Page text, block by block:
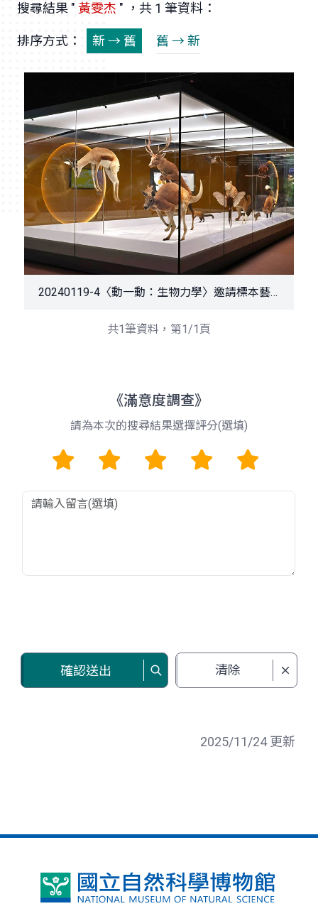
搜尋結果 " 黃雯杰 " ，共 1 筆資料：
排序方式： 新 → 舊 舊 → 新
20240119-4〈動一動：生物力學〉邀請標本藝術家黃雯杰以特殊手法再現動物活靈活現的奔跑姿態展現力與美
共1筆資料，第1/1頁
《滿意度調查》
請為本次的搜尋結果選擇評分(選填)
1 2 3 4 5
確認送出 清除
2025/11/24 更新
國